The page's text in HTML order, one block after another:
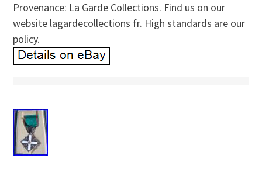
Provenance: La Garde Collections. Find us on our
website lagardecollections fr. High standards are our
policy.